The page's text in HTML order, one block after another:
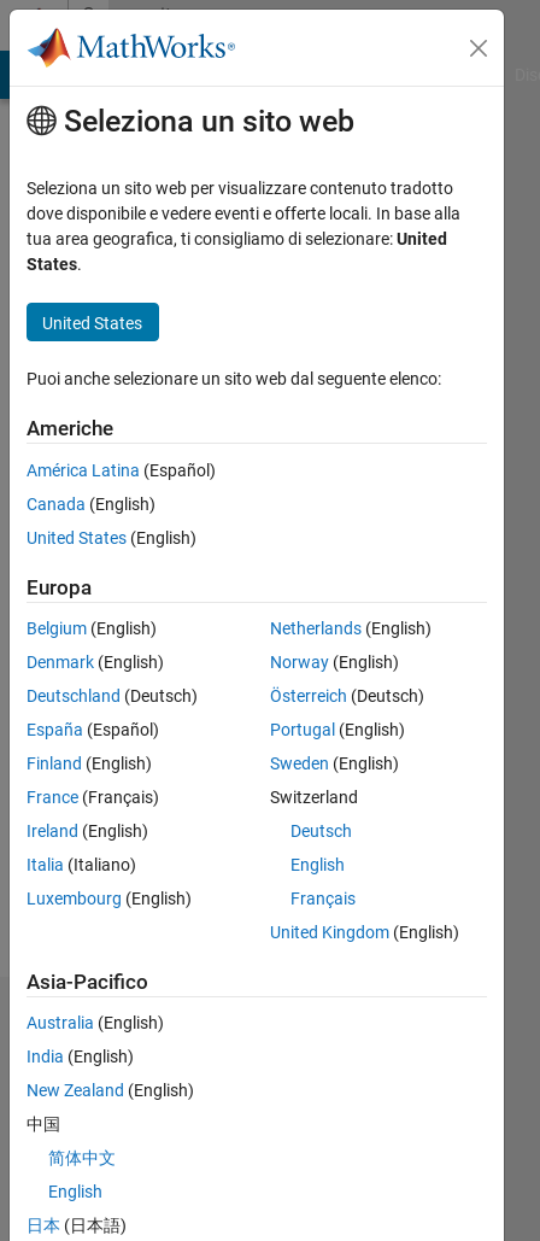
Vai al contenutoCommunity
Profile
Russ
State
University
Mesa
Last
seen:
quasi 4
anni fa
Followers:
Following:
Messaggio
Professional
Statistics,
social
graph
theory,
cognitive
science
Dashboard
Seleziona un sito web
Seleziona un sito web per visualizzare contenuto tradotto
dove disponibile e vedere eventi e offerte locali. In base alla
tua area geografica, ti consigliamo di selezionare:United
States.
United States
Puoi anche selezionare un sito web dal seguente elenco:
Americhe
América Latina (Español)
Canada (English)
United States (English)
Europa
Belgium (English)
Denmark (English)
Deutschland (Deutsch)
España (Español)
Finland (English)
France (Français)
Ireland (English)
Italia (Italiano)
Luxembourg (English)
Netherlands(English)
Norway(English)
Österreich (Deutsch)
Portugal (English)
Sweden (English)
Switzerland
Deutsch
English
Français
United Kingdom(English)
Asia-Pacifico
Australia (English)
India (English)
New Zealand (English)
中国
简体中文
English
日本 (日本語)